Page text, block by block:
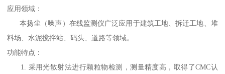
应用领域：
本扬尘（噪声）在线监测仪广泛应用于建筑工地、拆迁工地、堆
料场、水泥搅拌站、码头、道路等领域。
功能特点：
1. 采用光散射法进行颗粒物检测，测量精度高，取得了CMC认